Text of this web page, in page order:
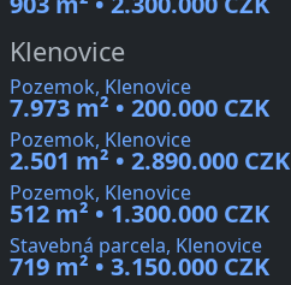
Klenovice
Pozemok, Klenovice
7.973 m² • 200.000 CZK
Pozemok, Klenovice
2.501 m² • 2.890.000 CZK
Pozemok, Klenovice
512 m² • 1.300.000 CZK
Stavebná parcela, Klenovice
719 m² • 3.150.000 CZK